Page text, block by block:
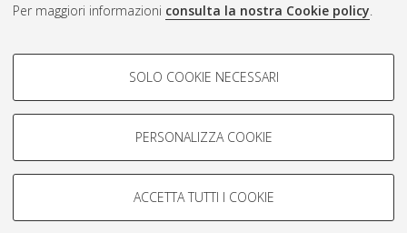
Per maggiori informazioni consulta la nostra Cookie policy.
COOKIE DI PROFILAZIONE -
Si tratta di cookie utilizzati per analizzare le caratteristiche della
navigazione degli utenti, creare profili in base al loro comportamento
Mostra cookie di profilazione
COOKIE TECNICI - NECESSARI
SOLO COOKIE NECESSARI
PERSONALIZZA COOKIE
ACCETTA TUTTI I COOKIE
2.0
Impostazioni Cookie
repository